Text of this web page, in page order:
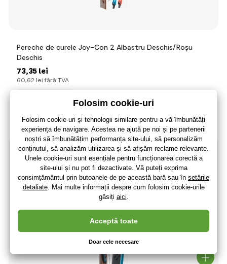
Pereche de curele Joy-Con 2 Albastru Deschis/Roșu
Deschis
73,35 lei
60,62 lei fără TVA
3 - 7 zile (La dumneavoastră 20.08.)